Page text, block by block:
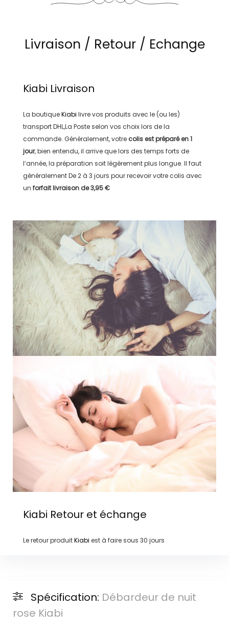
Livraison / Retour / Echange
Kiabi Livraison
La boutiqueKiabi livre vos produits avec le (ou les)
transportDHL,La Posteselon vos choix lors de la
commande. Généralement, votre colis est préparé en1
jour, bien entendu, il arrive que lors des temps forts de
l’année, la préparation soit légérement plus longue. Il faut
généralementDe 2 à 3 jours pour recevoir votre colis avec
un forfait livraison de3,95 €
Kiabi Retour et échange
Le retour produitKiabi est à faire sous 30 jours
Spécification: Débardeur de nuit
rose Kiabi